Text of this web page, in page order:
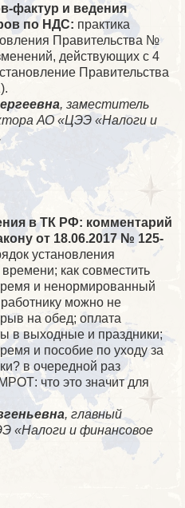
фактур и ведения
по НДС: практика
Правительства №
действующих с 4
Правительства
, заместитель
АО «ЦЭЭ «Налоги и
в ТК РФ: комментарий
от 18.06.2017 № 125-
установления
как совместить
и ненормированный
можно не
на обед; оплата
в выходные и праздники;
и пособие по уходу за
в очередной раз
что это значит для
, главный
«Налоги и финансовое